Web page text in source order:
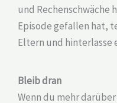
und Rechenschwäche
Episode gefallen hat,
Eltern und hinterlasse
Bleib dran
Wenn du mehr